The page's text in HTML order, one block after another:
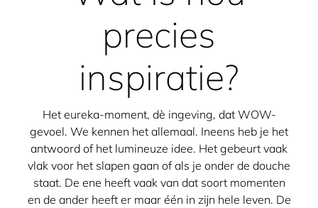
precies
inspiratie?
Het eureka-moment, dè ingeving, dat WOW-
gevoel. We kennen het allemaal. Ineens heb je het
antwoord of het lumineuze idee. Het gebeurt vaak
vlak voor het slapen gaan of als je onder de douche
staat. De ene heeft vaak van dat soort momenten
en de ander heeft er maar één in zijn hele leven. De